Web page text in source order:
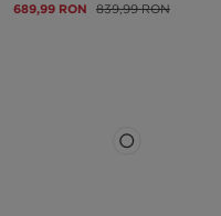
689,99 RON 839,99 RON